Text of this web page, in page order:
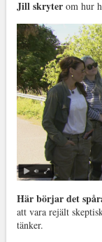
Jill skryter om hur
Här börjar det
att vara rejält
tänker.